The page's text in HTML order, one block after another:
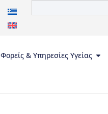
Φορείς & Υπηρεσίες Υγείας